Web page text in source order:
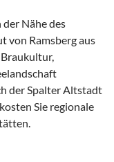
Nähe des
von Ramsberg aus
der Spalter Altstadt
Sie regionale